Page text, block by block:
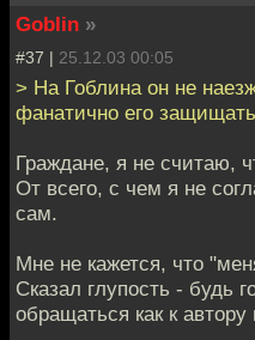
Goblin »
#37 | 25.12.03 00:05
> На Гоблина он не
фанатично его
Граждане, я не считаю,
От всего, с чем я не
сам.
Мне не кажется, что
Сказал глупость - будь
обращаться как к автору